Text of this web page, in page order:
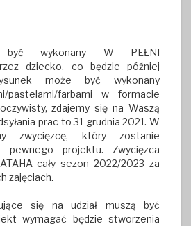
być wykonany W PEŁNI
dziecko, co będzie później
może być wykonany
pastelami/farbami w formacie
zdajemy się na Waszą
prac to 31 grudnia 2021. W
zwycięzcę, który zostanie
pewnego projektu. Zwycięzca
cały sezon 2022/2023 za
zajęciach.
się na udział muszą być
wymagać będzie stworzenia